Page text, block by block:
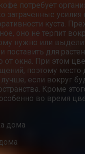
потребует
затраченные усилия
куста.
оно не терпит
нужно или
поставить для
от окна. При этом
поэтому
если вокруг
Кроме
во время